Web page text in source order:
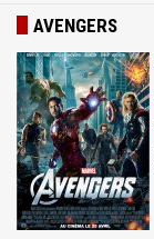
AVENGERS